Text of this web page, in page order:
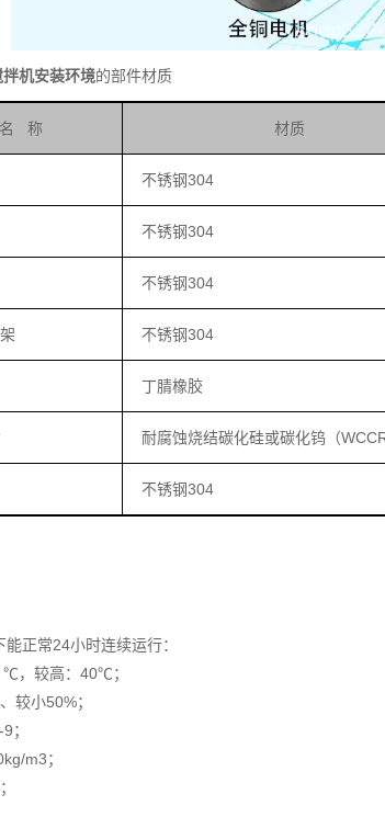
机安装环境的部件材质
名 称 材质
不锈钢304
不锈钢304
不锈钢304
不锈钢304
丁腈橡胶
耐腐蚀烧结碳化硅或碳化钨（
不锈钢304
正常24小时连续运行：
℃，较高：40℃；
较小50%；
；
m3；